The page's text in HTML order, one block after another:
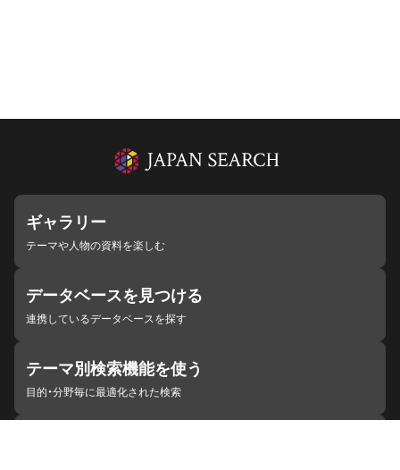
ギャラリー
テーマや人物の資料を楽しむ
データベースを見つける
連携しているデータベースを探す
テーマ別検索機能を使う
目的・分野毎に最適化された検索